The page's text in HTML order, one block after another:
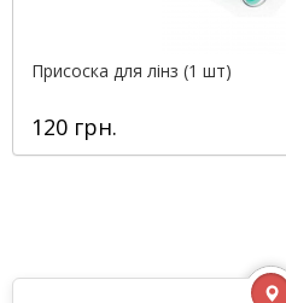
Присоска для лінз (1 шт)
120 грн.